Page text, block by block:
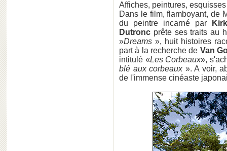
Affiches, peintures,
Dans le film, flamboyant, de
du peintre incarné par
Dutronc prête ses traits au
»Dreams », huit histoires
part à la recherche de Van
intitulé «Les Corbeaux»,
blé aux corbeaux ». A voir,
de l'immense cinéaste